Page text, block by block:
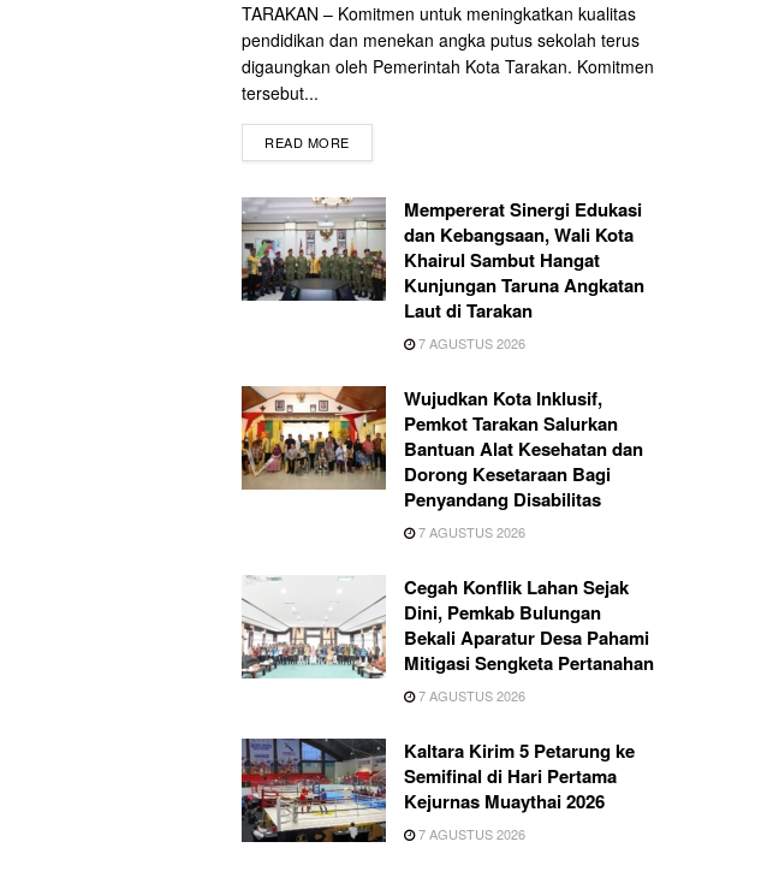
TARAKAN – Komitmen untuk meningkatkan kualitas
pendidikan dan menekan angka putus sekolah terus
digaungkan oleh Pemerintah Kota Tarakan. Komitmen
tersebut...
READ MORE
Mempererat Sinergi Edukasi
dan Kebangsaan, Wali Kota
Khairul Sambut Hangat
Kunjungan Taruna Angkatan
Laut di Tarakan
7 AGUSTUS 2026
Wujudkan Kota Inklusif,
Pemkot Tarakan Salurkan
Bantuan Alat Kesehatan dan
Dorong Kesetaraan Bagi
Penyandang Disabilitas
7 AGUSTUS 2026
Cegah Konflik Lahan Sejak
Dini, Pemkab Bulungan
Bekali Aparatur Desa Pahami
Mitigasi Sengketa Pertanahan
7 AGUSTUS 2026
Kaltara Kirim 5 Petarung ke
Semifinal di Hari Pertama
Kejurnas Muaythai 2026
7 AGUSTUS 2026